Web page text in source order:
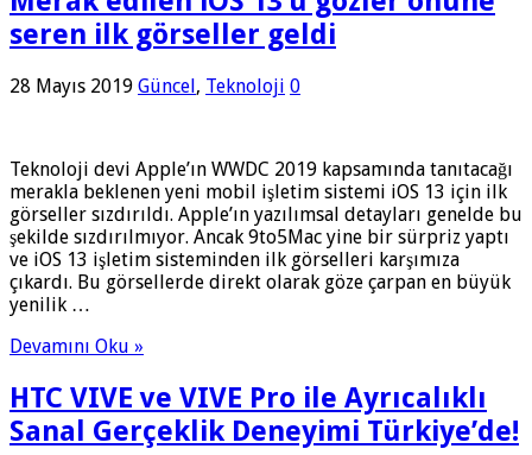
seren ilk görseller geldi
28 Mayıs 2019 Güncel, Teknoloji 0
Teknoloji devi Apple’ın WWDC 2019 kapsamında tanıtacağı
merakla beklenen yeni mobil işletim sistemi iOS 13 için ilk
görseller sızdırıldı. Apple’ın yazılımsal detayları genelde bu
şekilde sızdırılmıyor. Ancak 9to5Mac yine bir sürpriz yaptı
ve iOS 13 işletim sisteminden ilk görselleri karşımıza
çıkardı. Bu görsellerde direkt olarak göze çarpan en büyük
yenilik …
Devamını Oku »
HTC VIVE ve VIVE Pro ile Ayrıcalıklı
Sanal Gerçeklik Deneyimi Türkiye’de!